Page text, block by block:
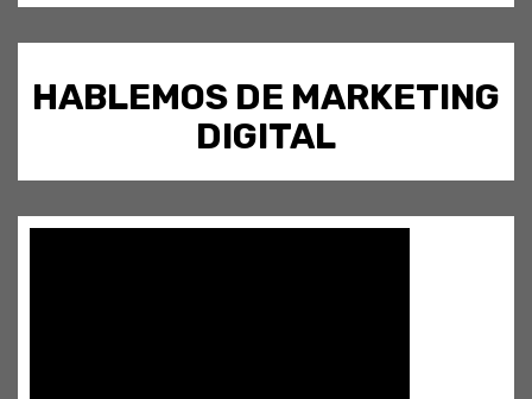
HABLEMOS DE MARKETING
DIGITAL